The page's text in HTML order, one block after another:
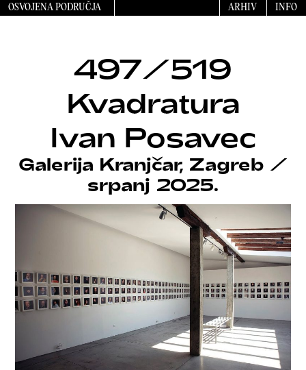
OSVOJENA PODRUČJA ARHIV INFO
497/519
Kvadratura
Ivan Posavec
Galerija Kranjčar, Zagreb /
srpanj 2025.